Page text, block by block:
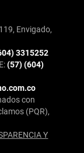
Envigado,
3315252
(57) (604)
con
(PQR),
Y